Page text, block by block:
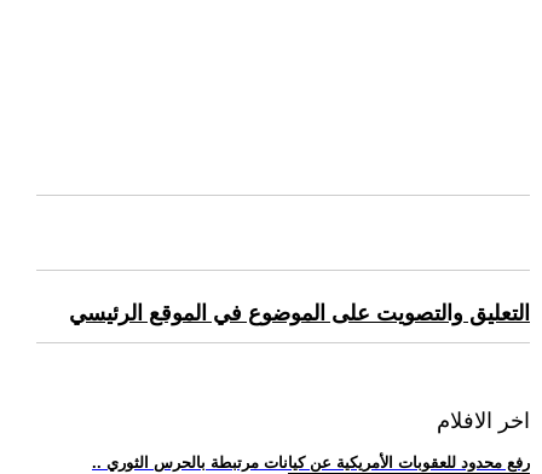
التعليق والتصويت على الموضوع في الموقع الرئيسي
اخر الافلام
.. رفع محدود للعقوبات الأمريكية عن كيانات مرتبطة بالحرس الثوري